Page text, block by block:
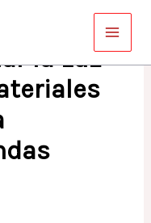
la Luz